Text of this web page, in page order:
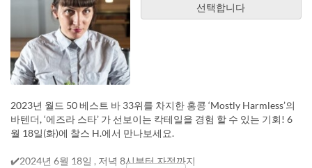
선택합니다
2023년 월드 50 베스트 바 33위를 차지한 홍콩 ‘Mostly Harmless’의
바텐더, ‘에즈라 스타’ 가 선보이는 칵테일을 경험 할 수 있는 기회! 6
월 18일(화)에 찰스 H.에서 만나보세요.
✔️2024년 6월 18일 , 저녁 8시부터 자정까지